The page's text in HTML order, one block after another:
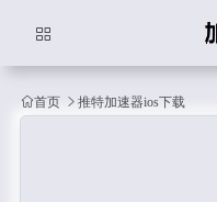
首页 推特加速器ios下载